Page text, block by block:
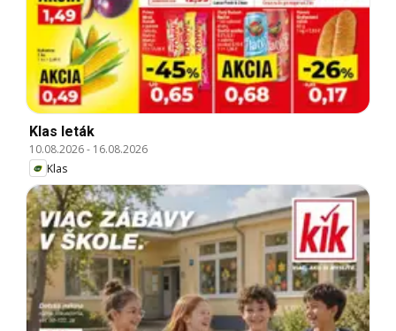
Klas leták
10.08.2026- 16.08.2026
Klas